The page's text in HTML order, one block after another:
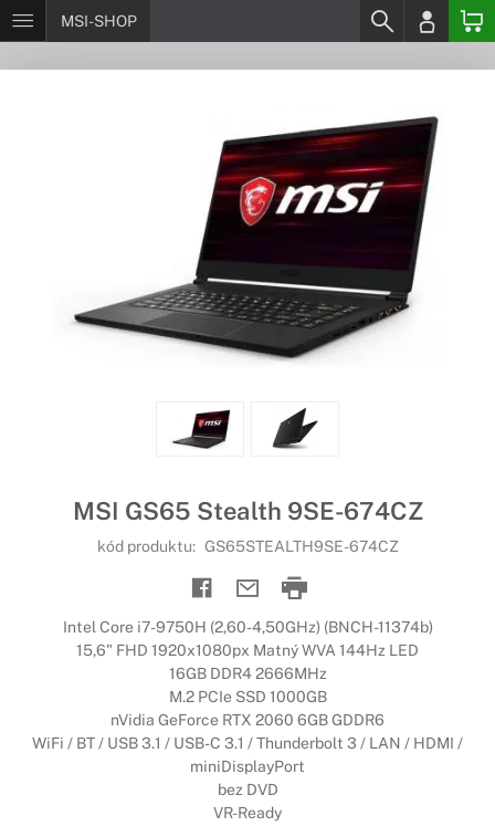
MSI-SHOP
MSI GS65 Stealth 9SE-674CZ
kód produktu: GS65STEALTH9SE-674CZ
Intel Core i7-9750H (2,60-4,50GHz) (BNCH-11374b)
15,6" FHD 1920x1080px Matný WVA 144Hz LED
16GB DDR4 2666MHz
M.2 PCIe SSD 1000GB
nVidia GeForce RTX 2060 6GB GDDR6
WiFi / BT / USB 3.1 / USB-C 3.1 / Thunderbolt 3 / LAN / HDMI /
miniDisplayPort
bez DVD
VR-Ready